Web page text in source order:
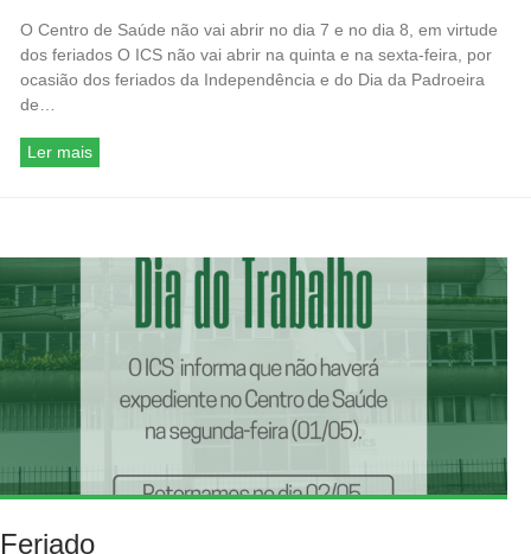
O Centro de Saúde não vai abrir no dia 7 e no dia 8, em virtude
dos feriados O ICS não vai abrir na quinta e na sexta-feira, por
ocasião dos feriados da Independência e do Dia da Padroeira
de…
Ler mais
Feriado